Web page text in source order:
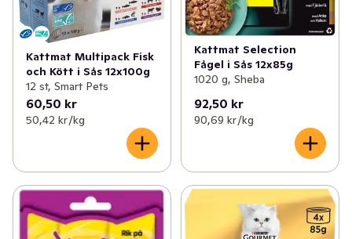
Kattmat Multipack Fisk
och Kött i Sås 12x100g
12 st, Smart Pets
60,50 kr
50,42 kr /kg
Kattmat Selection
Fågel i Sås 12x85g
1020 g, Sheba
92,50 kr
90,69 kr /kg